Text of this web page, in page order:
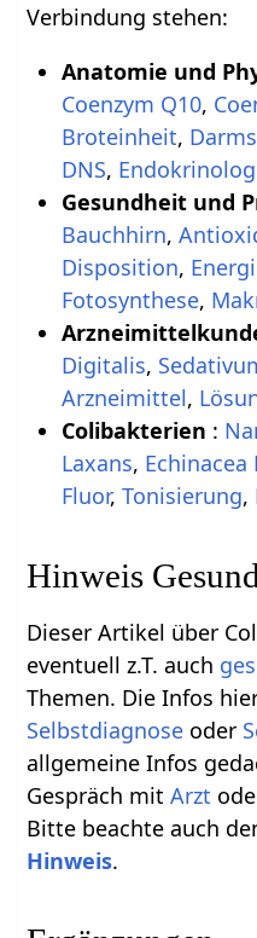
Verbindung stehen:
Anatomie und
Coenzym Q10,
Broteinheit,
DNS,
Gesundheit und
Bauchhirn,
Disposition,
Fotosynthese,
Digitalis,
Arzneimittel,
Colibakterien :
Laxans, Echinacea
Fluor, Tonisierung,
Hinweis
Dieser Artikel über
eventuell z.T. auch
Themen. Die Infos
Selbstdiagnose oder
allgemeine Infos
Gespräch mitArzt
Bitte beachte auch
Hinweis.